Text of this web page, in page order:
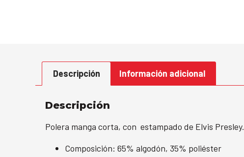
Descripción Información adicional
Descripción
Polera manga corta, con estampado de Elvis Presley.
Composición: 65% algodón, 35% poliéster